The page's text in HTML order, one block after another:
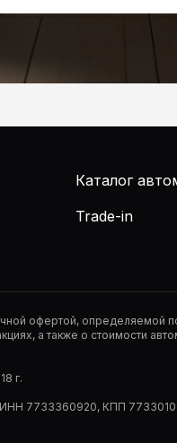
Каталог
Trade-in
офертой, определяемой
а также о стоимости
г.
ИНН 7733360920, КПП